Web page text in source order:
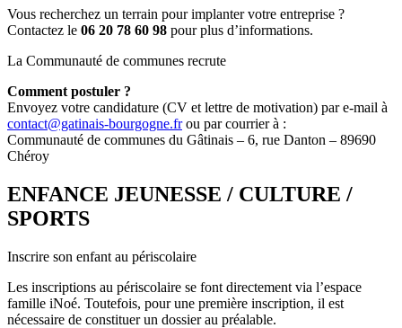
Vous recherchez un terrain pour implanter votre entreprise ?
Contactez le 06 20 78 60 98 pour plus d’informations.
La Communauté de communes recrute
Comment postuler ?
Envoyez votre candidature (CV et lettre de motivation) par e-mail à
contact@gatinais-bourgogne.frou par courrier à :
Communauté de communes du Gâtinais – 6, rue Danton – 89690
Chéroy
ENFANCE JEUNESSE / CULTURE /
SPORTS
Inscrire son enfant au périscolaire
Les inscriptions au périscolaire se font directement via l’espace
famille iNoé. Toutefois, pour une première inscription, il est
nécessaire de constituer un dossier au préalable.